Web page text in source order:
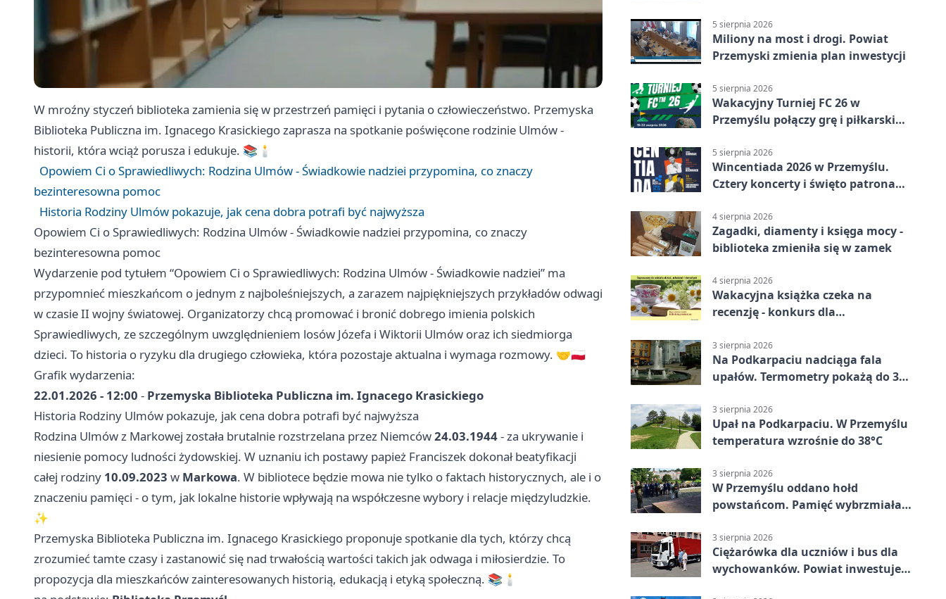
W mroźny styczeń biblioteka zamienia się w przestrzeń pamięci i pytania o człowieczeństwo. Przemyska
Biblioteka Publiczna im. Ignacego Krasickiego zaprasza na spotkanie poświęcone rodzinie Ulmów -
historii, która wciąż porusza i edukuje. 📚🕯️
Opowiem Ci o Sprawiedliwych: Rodzina Ulmów - Świadkowie nadziei przypomina, co znaczy
bezinteresowna pomoc
Historia Rodziny Ulmów pokazuje, jak cena dobra potrafi być najwyższa
Opowiem Ci o Sprawiedliwych: Rodzina Ulmów - Świadkowie nadziei przypomina, co znaczy
bezinteresowna pomoc
Wydarzenie pod tytułem “Opowiem Ci o Sprawiedliwych: Rodzina Ulmów - Świadkowie nadziei” ma
przypomnieć mieszkańcom o jednym z najboleśniejszych, a zarazem najpiękniejszych przykładów odwagi
w czasie II wojny światowej. Organizatorzy chcą promować i bronić dobrego imienia polskich
Sprawiedliwych, ze szczególnym uwzględnieniem losów Józefa i Wiktorii Ulmów oraz ich siedmiorga
dzieci. To historia o ryzyku dla drugiego człowieka, która pozostaje aktualna i wymaga rozmowy. 🤝🇵🇱
Grafik wydarzenia:
22.01.2026 - 12:00 - Przemyska Biblioteka Publiczna im. Ignacego Krasickiego
Historia Rodziny Ulmów pokazuje, jak cena dobra potrafi być najwyższa
Rodzina Ulmów z Markowej została brutalnie rozstrzelana przez Niemców24.03.1944- za ukrywanie i
niesienie pomocy ludności żydowskiej. W uznaniu ich postawy papież Franciszek dokonał beatyfikacji
całej rodziny 10.09.2023 w Markowa. W bibliotece będzie mowa nie tylko o faktach historycznych, ale i o
znaczeniu pamięci - o tym, jak lokalne historie wpływają na współczesne wybory i relacje międzyludzkie.
✨
Przemyska Biblioteka Publiczna im. Ignacego Krasickiego proponuje spotkanie dla tych, którzy chcą
zrozumieć tamte czasy i zastanowić się nad trwałością wartości takich jak odwaga i miłosierdzie. To
propozycja dla mieszkańców zainteresowanych historią, edukacją i etyką społeczną. 📚🕯️
5 sierpnia 2026
Miliony na most i drogi. Powiat
Przemyski zmienia plan inwestycji
5 sierpnia 2026
Wakacyjny Turniej FC 26 w
Przemyślu połączy grę i piłkarski
5 sierpnia 2026
Wincentiada 2026 w Przemyślu.
Cztery koncerty i święto patrona
4 sierpnia 2026
Zagadki, diamenty i księga mocy -
biblioteka zmieniła się w zamek
4 sierpnia 2026
Wakacyjna książka czeka na
recenzję - konkurs dla
3 sierpnia 2026
Na Podkarpaciu nadciąga fala
upałów. Termometry pokażą do 36
3 sierpnia 2026
Upał na Podkarpaciu. W Przemyślu
temperatura wzrośnie do 38°C
3 sierpnia 2026
W Przemyślu oddano hołd
powstańcom. Pamięć wybrzmiała
3 sierpnia 2026
Ciężarówka dla uczniów i bus dla
wychowanków. Powiat inwestuje